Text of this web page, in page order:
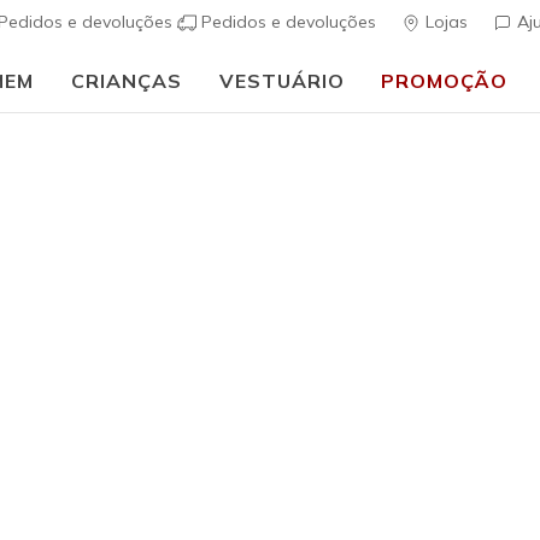
e devoluções Pedidos e devoluções Lojas
CRIANÇAS VESTUÁRIO PROMOÇÃO